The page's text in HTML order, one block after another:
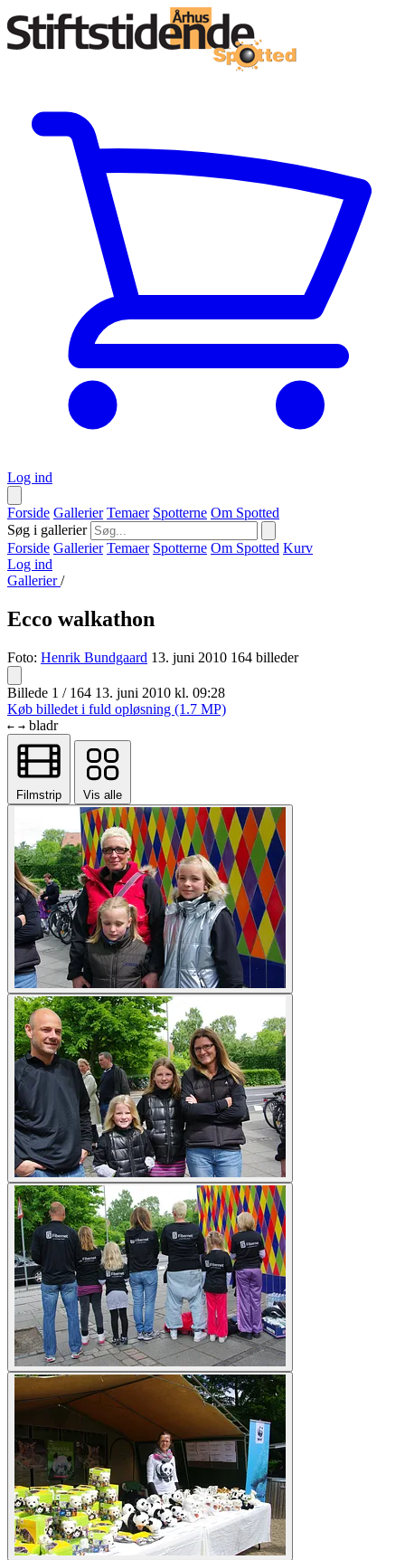
Log ind
Forside Gallerier Temaer Spotterne Om Spotted
Søg i gallerier
Forside Gallerier Temaer Spotterne Om Spotted Kurv
Log ind
Gallerier/
Ecco walkathon
Foto: Henrik Bundgaard 13. juni 2010 164 billeder
Billede 1 / 164 13. juni 2010 kl. 09:28
Køb billedet i fuld opløsning (1.7 MP)
← → bladr
Filmstrip Vis alle